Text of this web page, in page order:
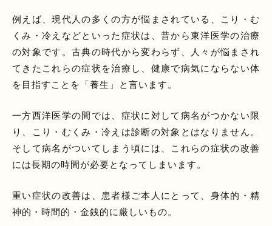
例えば、現代人の多くの方が悩まされている、こり・む
くみ・冷えなどといった症状は、昔から東洋医学の治療
の対象です。古典の時代から変わらず、人々が悩まされ
てきたこれらの症状を治療し、健康で病気にならない体
を目指すことを「養生」と言います。
一方西洋医学の間では、症状に対して病名がつかない限
り、こり・むくみ・冷えは診断の対象とはなりません。
そして病名がついてしまう頃には、これらの症状の改善
には長期の時間が必要となってしまいます。
重い症状の改善は、患者様ご本人にとって、身体的・精
神的・時間的・金銭的に厳しいもの。